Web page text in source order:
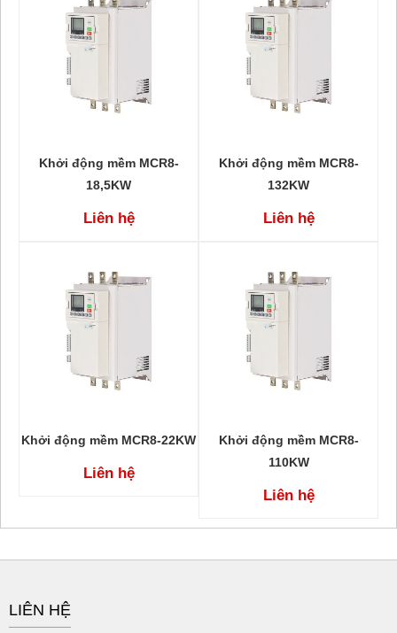
Khởi động mềm MCR8-
18,5KW
Liên hệ
Khởi động mềm MCR8-
132KW
Liên hệ
Khởi động mềm MCR8-22KW
Liên hệ
Khởi động mềm MCR8-
110KW
Liên hệ
LIÊN HỆ